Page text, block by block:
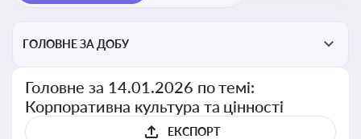
ГОЛОВНЕ ЗА ДОБУ
Головне за 14.01.2026 по темі:
Корпоративна культура та цінності
ЕКСПОРТ